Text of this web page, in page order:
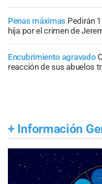
Penas máximas Pedirán
hija por el crimen de
Encubrimiento agravado
reacción de sus abuelos
+ Información